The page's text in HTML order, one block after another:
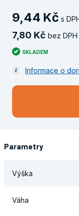
9,44 Kč s
7, 80 Kč bez
SKLADEM
Informace o
Parametry
Výška
Váha